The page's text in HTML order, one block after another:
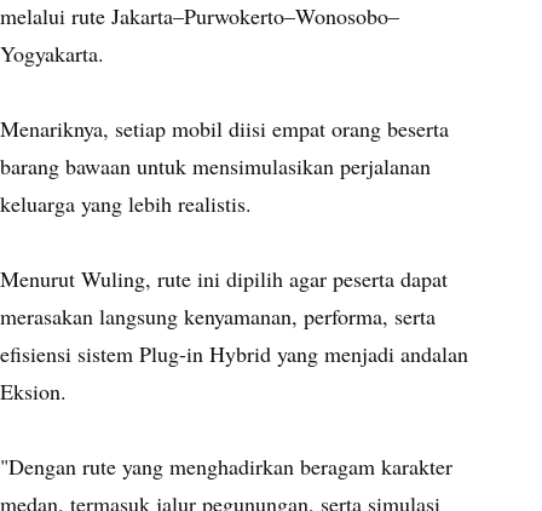
melalui rute Jakarta–Purwokerto–Wonosobo–
Yogyakarta.
Menariknya, setiap mobil diisi empat orang beserta
barang bawaan untuk mensimulasikan perjalanan
keluarga yang lebih realistis.
Menurut Wuling, rute ini dipilih agar peserta dapat
merasakan langsung kenyamanan, performa, serta
efisiensi sistem Plug-in Hybrid yang menjadi andalan
Eksion.
"Dengan rute yang menghadirkan beragam karakter
medan, termasuk jalur pegunungan, serta simulasi